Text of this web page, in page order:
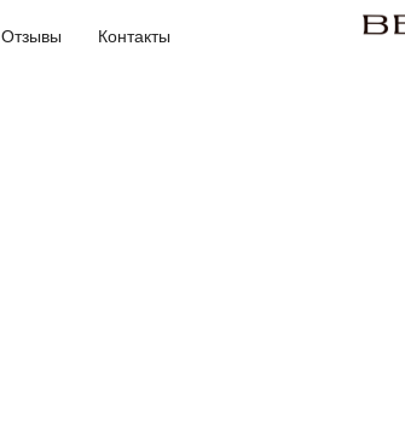
Отзывы Контакты